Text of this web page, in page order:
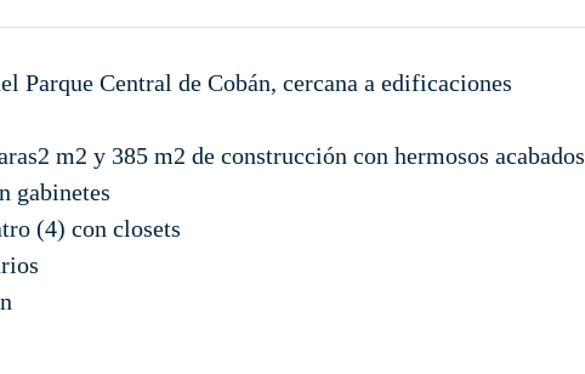
Parque Central de Cobán, cercana a edificaciones
m2 y 385 m2 de construcción con hermosos acabados
gabinetes
(4) con closets